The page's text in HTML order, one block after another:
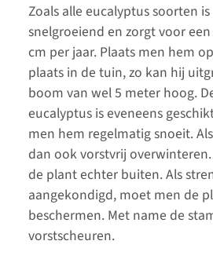
Zoals alle eucalyptus soorten
snelgroeiend en zorgt voor
cm per jaar. Plaats men hem
plaats in de tuin, zo kan hij
boom van wel 5 meter hoog.
eucalyptus is eveneens
men hem regelmatig snoeit.
dan ook vorstvrij overwinteren.
de plant echter buiten. Als
aangekondigd, moet men de
beschermen. Met name de
vorstscheuren.